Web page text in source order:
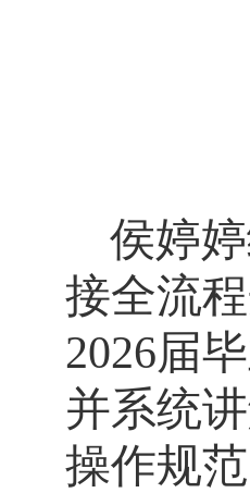
侯婷
接全流
2026届
并系统
操作规